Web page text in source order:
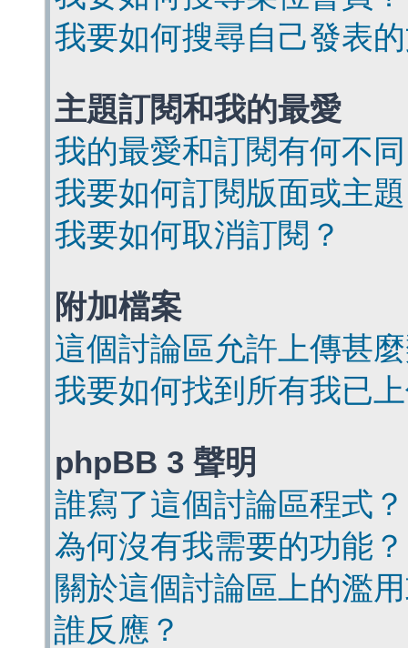
我要如何搜尋自己發表
主題訂閱和我的最愛
我的最愛和訂閱有何不
我要如何訂閱版面或主
我要如何取消訂閱？
附加檔案
這個討論區允許上傳甚
我要如何找到所有我已
phpBB 3 聲明
誰寫了這個討論區程式？
為何沒有我需要的功能？
關於這個討論區上的濫
誰反應？